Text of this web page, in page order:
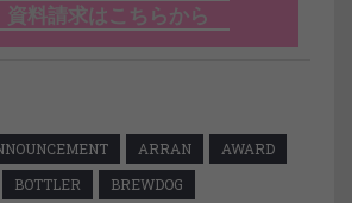
資料請求はこちらから
ARRAN
AWARD
BOTTLER
BREWDOG